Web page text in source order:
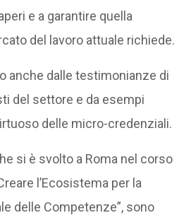
e a garantire quella
del lavoro attuale richiede.
anche dalle testimonianze di
del settore e da esempi
delle micro-credenziali.
si è svolto a Roma nel corso
l’Ecosistema per la
delle Competenze”, sono